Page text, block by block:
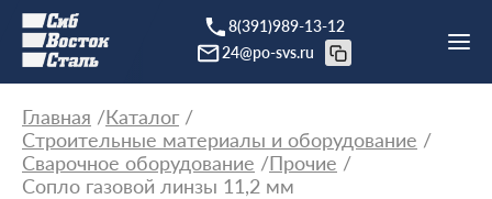
8(391)989-13-12
24@po-svs.ru
Главная
Каталог
Строительные материалы и оборудование
Сварочное оборудование
Прочие
Сопло газовой линзы 11,2 мм